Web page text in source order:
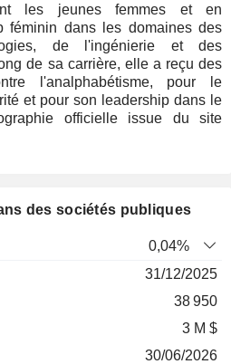
les jeunes femmes et en
féminin dans les domaines des
de l'ingénierie et des
de sa carrière, elle a reçu des
l'analphabétisme, pour le
et pour son leadership dans le
officielle issue du site
des sociétés publiques
Date de0,04%
31/12/2025
38 950
3 M $
30/06/2026